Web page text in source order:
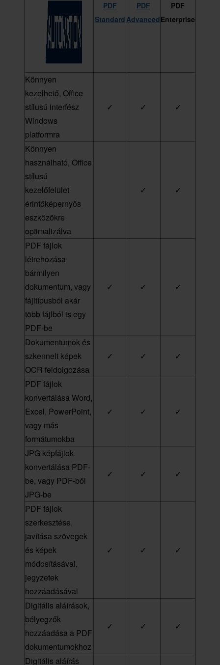
PDF
Standard
PDF
Advanced
PDF
Enterprise
Könnyen
kezelhető, Office
stílusú interfész
Windows
platformra
✓ ✓ ✓
Könnyen
használható, Office
stílusú
kezelőfelület
érintőképernyős
eszközökre
optimalizálva
✓ ✓
PDF fájlok
létrehozása
bármilyen
dokumentum, vagy
fájltípusból akár
több fájlból is egy
PDF-be
✓ ✓ ✓
Dokumentumok és
szkennelt képek
OCR feldolgozása
✓ ✓ ✓
PDF fájlok
konvertálása Word,
Excel, PowerPoint,
vagy más
formátumokba
✓ ✓ ✓
JPG képfájlok
konvertálása PDF-
be, vagy PDF-ből
JPG-be
✓ ✓ ✓
PDF fájlok
szerkesztése,
javítása szövegek
és képek
módosításával,
jegyzetek
hozzáadásával
✓ ✓ ✓
Digitális aláírások,
bélyegzők
hozzáadása a PDF
dokumentumokhoz
✓ ✓ ✓
Digitális aláírás